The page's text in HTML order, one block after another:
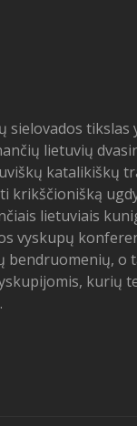
sielovados tikslas
lietuvių
katalikiškų
krikščionišką
lietuviais
vyskupų
bendruomenių, o
kurių